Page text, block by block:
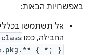
באפשרויות הבאות:
אל תשתמשו
החבילה, כמו
{ *; }